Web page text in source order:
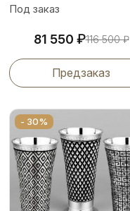
Под заказ
81 550 ₽116 500₽
Предзаказ
- 30%